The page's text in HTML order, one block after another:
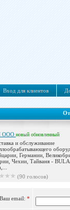
Вход для клиентов
ООО новый обновленный
и обслуживание
Германии,
Чехии, Тайваня - BULA
(90 голосов)
Ваш email: *